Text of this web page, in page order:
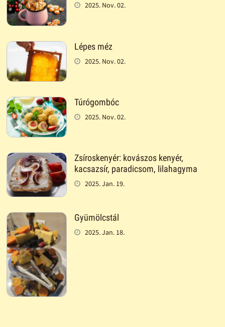
2025. Nov. 02.
Lépes méz
2025. Nov. 02.
Túrógombóc
2025. Nov. 02.
Zsíroskenyér: kovászos kenyér,
kacsazsír, paradicsom, lilahagyma
2025. Jan. 19.
Gyümölcstál
2025. Jan. 18.